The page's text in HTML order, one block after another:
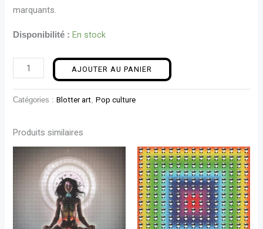
marquants.
Disponibilité : En stock
AJOUTER AU PANIER
Catégories :Blotter art,Pop culture
Produits similaires